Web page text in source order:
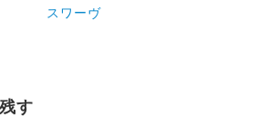
スワーヴ
す